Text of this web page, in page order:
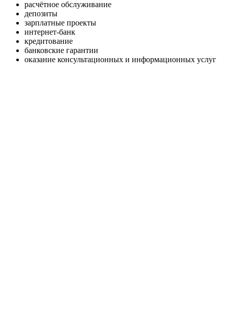
расчётное обслуживание
депозиты
зарплатные проекты
интернет-банк
кредитование
банковские гарантии
оказание консультационных и информационных услуг